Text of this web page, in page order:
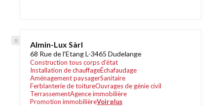
Almin-Lux Sàrl
68 Rue de l'Etang L-3465 Dudelange
Construction tous corps d'état
Installation de chauffageÉchafaudage
Aménagement paysagerSanitaire
Ferblanterie de toitureOuvrages de génie civil
TerrassementAgence immobilière
Promotion immobilièreVoir plus